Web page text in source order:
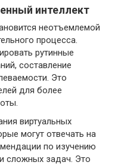
интеллект
неотъемлемой
процесса.
рутинные
составление
Это
для более
виртуальных
могут отвечать на
по изучению
сложных задач. Это